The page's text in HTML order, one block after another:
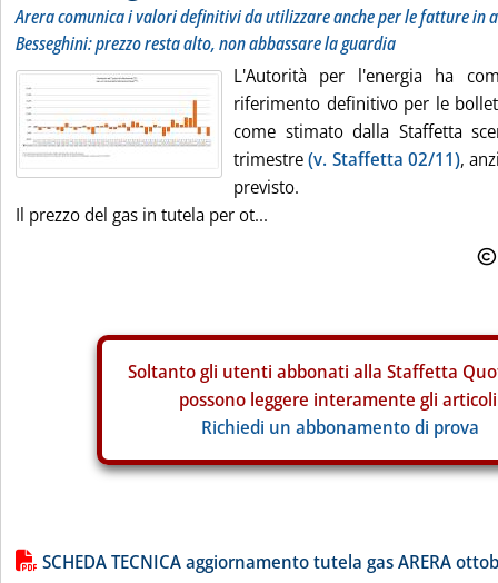
Arera comunica i valori definitivi da utilizzare anche per le fatture in
Besseghini: prezzo resta alto, non abbassare la guardia
L'Autorità per l'energia ha
riferimento definitivo per le
come stimato dalla Staffetta
trimestre(v. Staffetta 02/11),
previsto.
Il prezzo del gas in tutela per ot...
Soltanto gli utenti abbonati alla Staffetta
possono leggere interamente gli
Richiedi un abbonamento di prova
Lista allegati PDF alla notizia
SCHEDA TECNICA aggiornamento tutela gas ARERA